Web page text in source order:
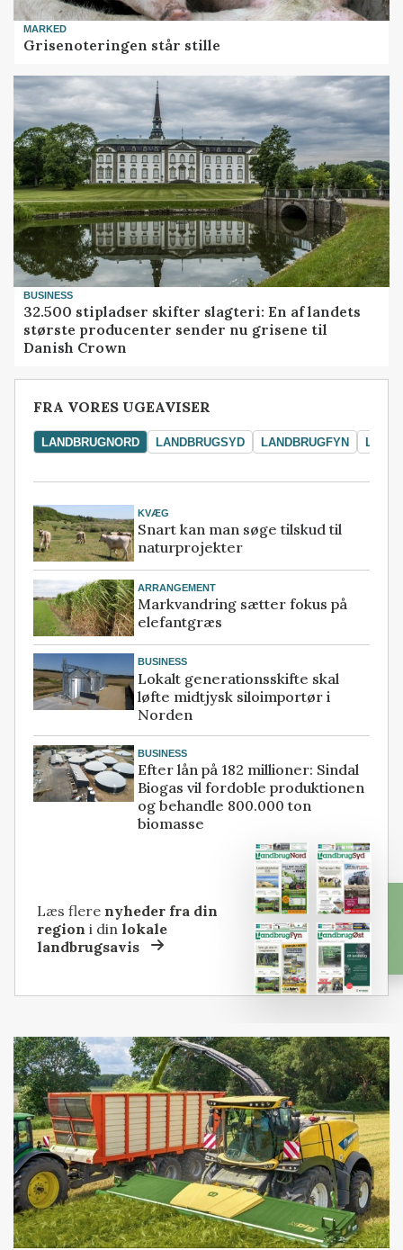
MARKED
Grisenoteringen står stille
BUSINESS
32.500 stipladser skifter slagteri: En af landets
største producenter sender nu grisene til
Danish Crown
FRA VORES UGEAVISER
LANDBRUGNORD LANDBRUGSYD LANDBRUGFYN
KVÆG
Snart kan man søge tilskud til
naturprojekter
ARRANGEMENT
Markvandring sætter fokus på
elefantgræs
BUSINESS
Lokalt generationsskifte skal
løfte midtjysk siloimportør i
Norden
BUSINESS
Efter lån på 182 millioner: Sindal
Biogas vil fordoble produktionen
og behandle 800.000 ton
biomasse
Læs flere nyheder fra din
region i dinlokale
landbrugsavis